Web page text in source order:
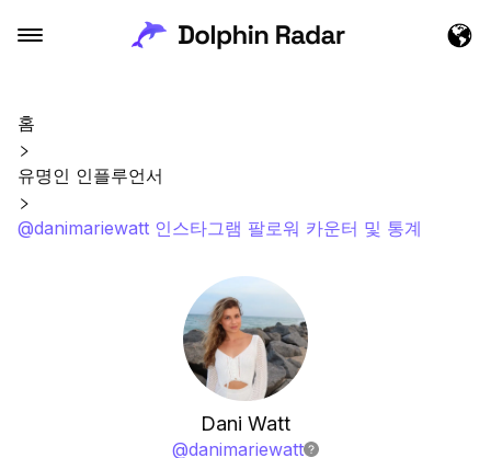
홈
유명인 인플루언서
@danimariewatt 인스타그램 팔로워 카운터 및 통계
Dani Watt
@danimariewatt